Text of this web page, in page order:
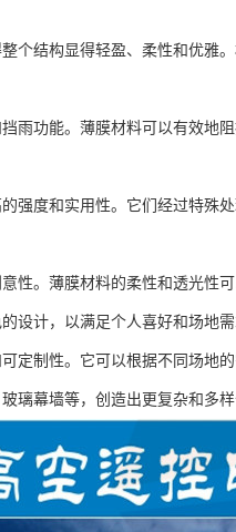
个结构显得轻盈、柔性和优雅
雨功能。薄膜材料可以有效地
强度和实用性。它们经过特殊
性。薄膜材料的柔性和透光性
设计，以满足个人喜好和场地需
定制性。它可以根据不同场地
璃幕墙等，创造出更复杂和多样